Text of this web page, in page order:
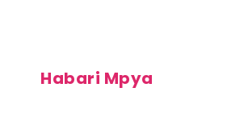
Habari Mpya